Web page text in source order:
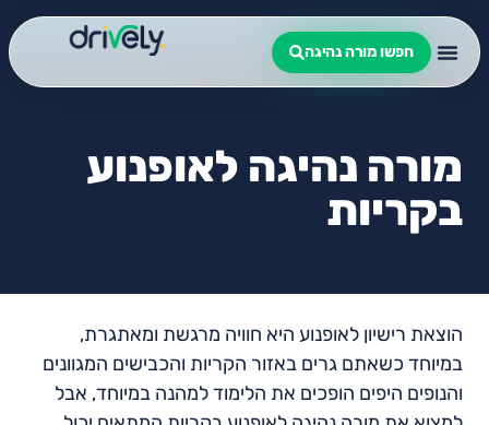
חפשו מורה נהיגה
מורה נהיגה לאופנוע
בקריות
הוצאת רישיון לאופנוע היא חוויה מרגשת ומאתגרת,
במיוחד כשאתם גרים באזור הקריות והכבישים המגוונים
והנופים היפים הופכים את הלימוד למהנה במיוחד, אבל